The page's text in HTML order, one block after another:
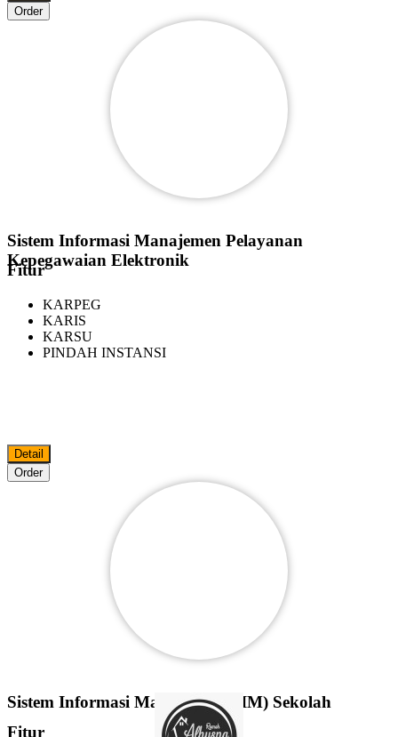
Bisa Import/Export Data Master Ke MS.Excel
Bisa Export Data File Ke PDF
Bisa Digunakan Beberapa Komputer Dalam Satu Jaringan
Order
Sistem Informasi Manajemen Pelayanan
Kepegawaian Elektronik
Fitur
KARPEG
KARIS
KARSU
PINDAH INSTANSI
Detail
Order
Sistem Informasi Manajemen (SIM) Sekolah
Fitur